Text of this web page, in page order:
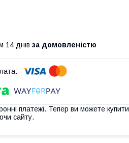
14 днів за домовленістю
платежі. Тепер ви можете купити
сайту.